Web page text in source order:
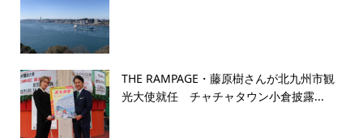
THE RAMPAGE・藤原樹さんが北九州市観
光大使就任 チャチャタウン小倉披露...